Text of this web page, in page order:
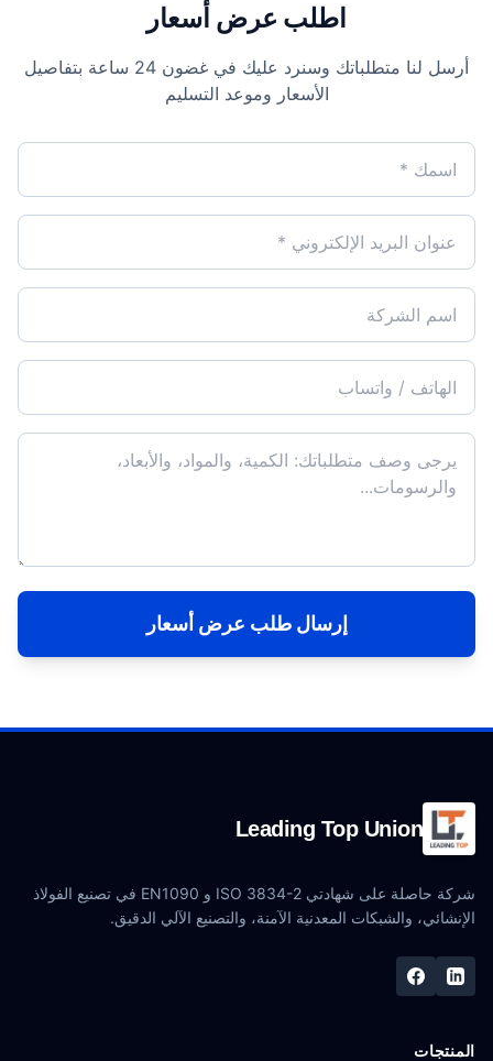
اطلب عرض أسعار
أرسل لنا متطلباتك وسنرد عليك في غضون 24 ساعة بتفاصيل
الأسعار وموعد التسليم
إرسال طلب عرض أسعار
Leading Top Union
شركة حاصلة على شهادتي ISO 3834-2 و EN1090 في تصنيع الفولاذ
الإنشائي، والشبكات المعدنية الآمنة، والتصنيع الآلي الدقيق.
المنتجات